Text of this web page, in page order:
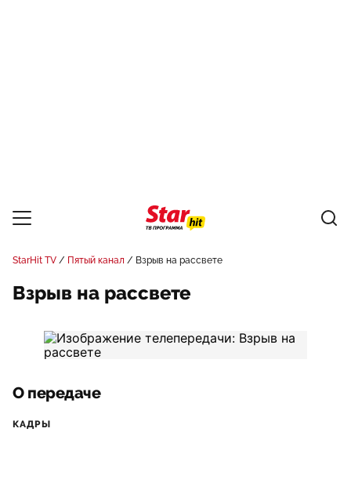
StarHit TV Пятый канал Взрыв на рассвете
Взрыв на рассвете
О передаче
КАДРЫ